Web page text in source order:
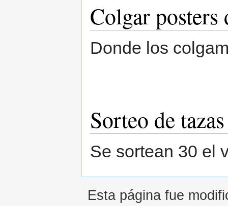
Colgar
Donde los
Sorteo de tazas
Se sortean 30 el
Esta página fue